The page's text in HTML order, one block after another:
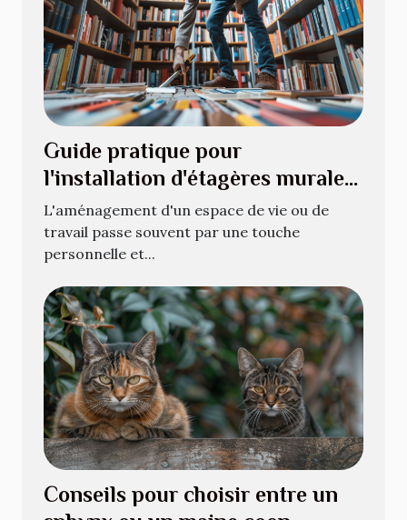
Guide pratique pour
l'installation d'étagères murales
pour livres
L'aménagement d'un espace de vie ou de
travail passe souvent par une touche
personnelle et...
Conseils pour choisir entre un